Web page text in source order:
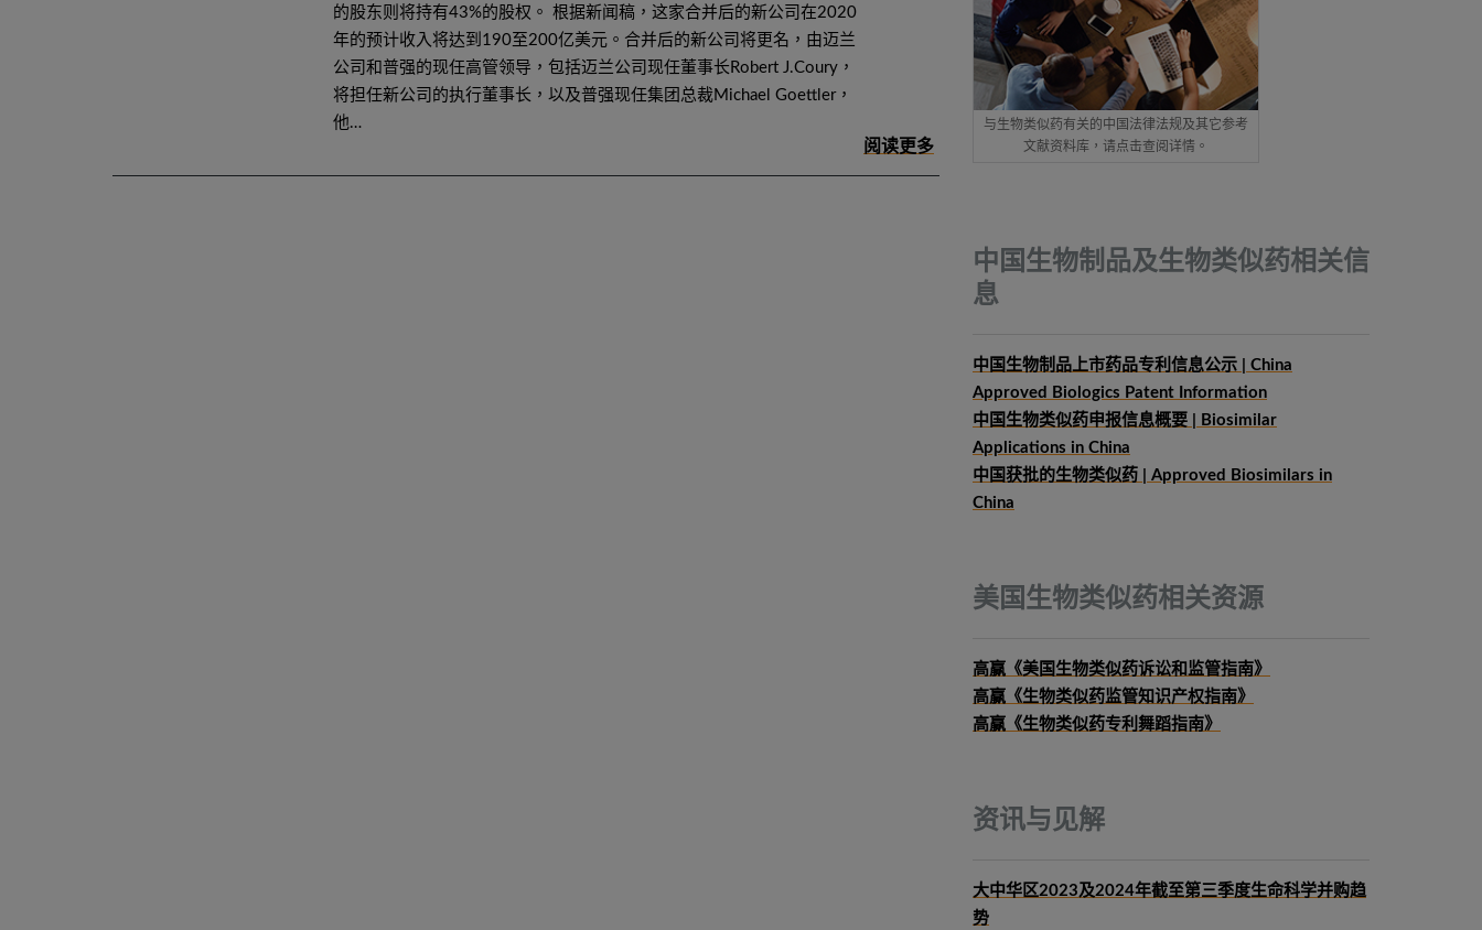
的股东则将持有43%的股权。 根据新闻稿，这家合并后的新公司在2020
年的预计收入将达到190至200亿美元。合并后的新公司将更名，由迈兰
公司和普强的现任高管领导，包括迈兰公司现任董事长Robert J.Coury，
将担任新公司的执行董事长，以及普强现任集团总裁Michael Goettler，
他…
与生物类似药有关的中国法律法规及其它参考
文献资料库，请点击查阅详情。
中国生物制品及生物类似药相关信
息
中国生物制品上市药品专利信息公示 | China
Approved Biologics Patent Information
中国生物类似药申报信息概要 | Biosimilar
Applications in China
中国获批的生物类似药 | Approved Biosimilars in
China
美国生物类似药相关资源
高赢《美国生物类似药诉讼和监管指南》
高赢《生物类似药监管知识产权指南》
高赢《生物类似药专利舞蹈指南》
资讯与见解
大中华区2023及2024年截至第三季度生命科学并购趋
势